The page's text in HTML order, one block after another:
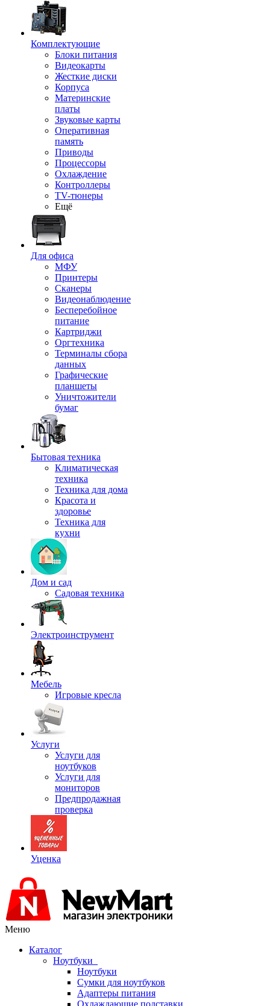
Комплектующие
Блоки питания
Видеокарты
Жесткие диски
Корпуса
Материнские
платы
Звуковые карты
Оперативная
память
Приводы
Процессоры
Охлаждение
Контроллеры
TV-тюнеры
Ещё
Для офиса
МФУ
Принтеры
Сканеры
Видеонаблюдение
Бесперебойное
питание
Картриджи
Оргтехника
Терминалы сбора
данных
Графические
планшеты
Уничтожители
бумаг
Бытовая техника
Климатическая
техника
Техника для дома
Красота и
здоровье
Техника для
кухни
Дом и сад
Садовая техника
Электроинструмент
Мебель
Игровые кресла
Услуги
Услуги для
ноутбуков
Услуги для
мониторов
Предпродажная
проверка
Уценка
Меню
Каталог
Ноутбуки
Ноутбуки
Сумки для ноутбуков
Адаптеры питания
Охлаждающие подставки